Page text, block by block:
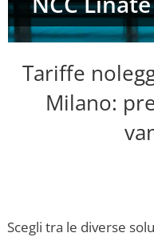
Tariffe
Milano:
Scegli tra le diverse